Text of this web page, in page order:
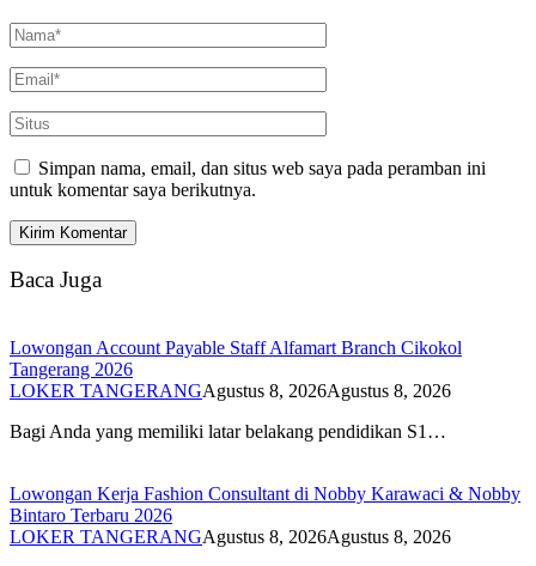
Simpan nama, email, dan situs web saya pada peramban ini
untuk komentar saya berikutnya.
Baca Juga
Lowongan Account Payable Staff Alfamart Branch Cikokol
Tangerang 2026
LOKER TANGERANGAgustus 8, 2026Agustus 8, 2026
Bagi Anda yang memiliki latar belakang pendidikan S1…
Lowongan Kerja Fashion Consultant di Nobby Karawaci & Nobby
Bintaro Terbaru 2026
LOKER TANGERANGAgustus 8, 2026Agustus 8, 2026